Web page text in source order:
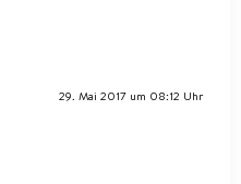
29. Mai 2017 um 08:12 Uhr